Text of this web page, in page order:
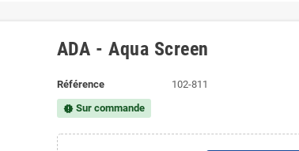
ADA - Aqua Screen
Référence 102-811
new_releasesSur commande